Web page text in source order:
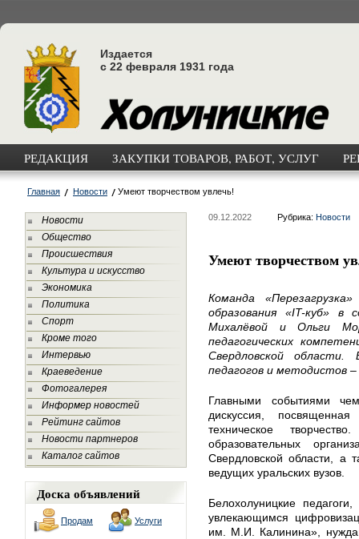
Издается
с 22 февраля 1931 года
РЕДАКЦИЯ ЗАКУПКИ ТОВАРОВ, РАБОТ, УСЛУГ
Главная Новости Умеют творчеством увлечь!
Новости
Общество
Происшествия
Культура и искусство
Экономика
Политика
Спорт
Кроме того
Интервью
Краеведение
Фотогалерея
Информер новостей
Рейтинг сайтов
Новости партнеров
Каталог сайтов
Доска объявлений
Продам Услуги
09.12.2022 Рубрика: Новости
Умеют творчеством
Команда
образования «IT-куб» в
Михалёвой и Ольги
педагогических
Свердловской
педагогов и методистов
Главными событиями
дискуссия,
техническое
образовательных
Свердловской области, а
ведущих уральских вузов.
Белохолуницкие
увлекающимся
им. М.И. Калинина»,